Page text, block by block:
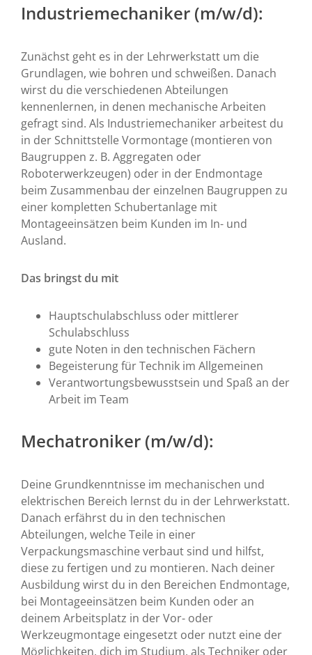
Industriemechaniker (m/w/d):
Zunächst geht es in der Lehrwerkstatt um die
Grundlagen, wie bohren und schweißen. Danach
wirst du die verschiedenen Abteilungen
kennenlernen, in denen mechanische Arbeiten
gefragt sind. Als Industriemechaniker arbeitest du
in der Schnittstelle Vormontage (montieren von
Baugruppen z. B. Aggregaten oder
Roboterwerkzeugen) oder in der Endmontage
beim Zusammenbau der einzelnen Baugruppen zu
einer kompletten Schubertanlage mit
Montageeinsätzen beim Kunden im In- und
Ausland.
Das bringst du mit
Hauptschulabschluss oder mittlerer
Schulabschluss
gute Noten in den technischen Fächern
Begeisterung für Technik im Allgemeinen
Verantwortungsbewusstsein und Spaß an der
Arbeit im Team
Mechatroniker (m/w/d):
Deine Grundkenntnisse im mechanischen und
elektrischen Bereich lernst du in der Lehrwerkstatt.
Danach erfährst du in den technischen
Abteilungen, welche Teile in einer
Verpackungsmaschine verbaut sind und hilfst,
diese zu fertigen und zu montieren. Nach deiner
Ausbildung wirst du in den Bereichen Endmontage,
bei Montageeinsätzen beim Kunden oder an
deinem Arbeitsplatz in der Vor- oder
Werkzeugmontage eingesetzt oder nutzt eine der
Möglichkeiten, dich im Studium, als Techniker oder